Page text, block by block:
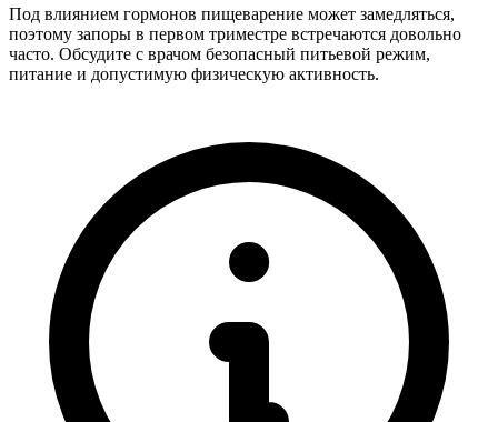
Под влиянием гормонов пищеварение может замедляться,
поэтому запоры в первом триместре встречаются довольно
часто. Обсудите с врачом безопасный питьевой режим,
питание и допустимую физическую активность.